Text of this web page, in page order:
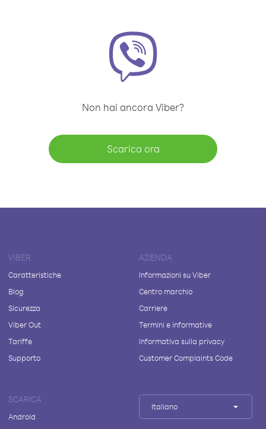
Non hai ancora Viber?
Scarica ora
VIBER
Caratteristiche
Blog
Sicurezza
Viber Out
Tariffe
Supporto
AZIENDA
Informazioni su Viber
Centro marchio
Carriere
Termini e informative
Informativa sulla privacy
Customer Complaints Code
SCARICA
Android
Italiano